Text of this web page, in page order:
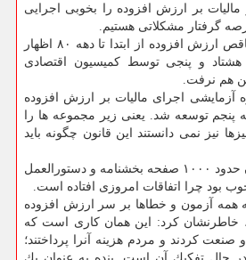
كرد: ۱۵۰ كشور مالیات بر ارزش افزوده را بخوبی اجرایی
گرفتار مشكلاتی هستیم.
وی با اشاره به عملكرد ناقص ارزش افزوده از ابتدا تا دهه ۸۰ اظهار
سال ۸۷ اصل هشتاد و پنجی توسط كمیسیون اقتصادی
هم نرفت.
آزمایشی اجرای مالیات بر ارزش افزوده
پنجم توسعه شد. یعنی زیر مجموعه ها را
نیز نمی دانستند این قانون چگونه باید
وی تصریح كرد: این قانون حدود ۱۰۰۰ صفحه بخشنامه و دستورالعمل
بود چرا اتفاقات امروزی افتاده است.
همه آزمون و خطاها بر سر ارزش افزوده
خاطرنشان كرد: این همان كاری است كه
و صنعت كردند و مردم هزینه آنرا پرداختند؛